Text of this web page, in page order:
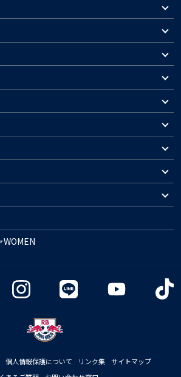
個人情報保護について リンク集
サイトマップ